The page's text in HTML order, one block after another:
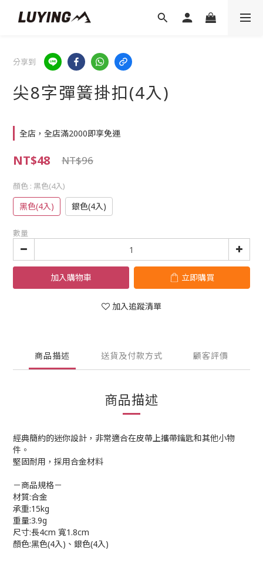
分享到
尖8字彈簧掛扣(4入)
全店，全店滿2000即享免運
NT$48 NT$96
顏色 : 黑色(4入)
黑色(4入) 銀色(4入)
數量
加入購物車 立即購買
加入追蹤清單
商品描述 送貨及付款方式 顧客評價
商品描述
經典簡約的迷你設計，非常適合在皮帶上攜帶鑰匙和其他小物
件。
堅固耐用，採用合金材料
－商品規格－
材質:合金
承重:15kg
重量:3.9g
尺寸:長4cm 寬1.8cm
顏色:黑色(4入)、銀色(4入)